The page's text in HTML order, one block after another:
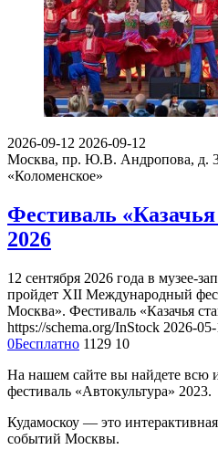
2026-09-12 2026-09-12
Москва, пр. Ю.В. Андропова, д.
«Коломенское»
Фестиваль
2026
12 сентября 2026 года в музее-
пройдет XII Международный
Москва». Фестиваль «Казачья
https://schema.org/InStock 2026-
0Бесплатно 1129 10
На нашем сайте вы найдете
фестиваль «Автокультура» 2023.
Кудамоскоу — это
событий Москвы.